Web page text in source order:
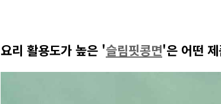
요리 활용도가 높은 '슬림핏콩면'은 어떤